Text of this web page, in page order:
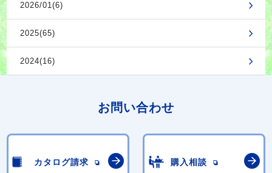
2026/01(6)
2025(65)
2024(16)
お問い合わせ
カタログ請求 購入相談